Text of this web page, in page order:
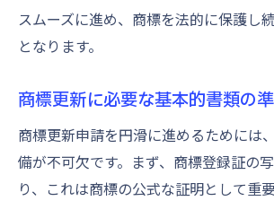
スムーズに進め、商標を法的に保護し
となります。
商標更新に必要な基本的書類の
商標更新申請を円滑に進めるためには
備が不可欠です。まず、商標登録証の
り、これは商標の公式な証明として重